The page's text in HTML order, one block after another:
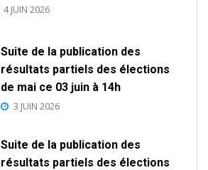
4 JUIN 2026
Suite de la publication des
résultats partiels des élections
de mai ce 03 juin à 14h
3 JUIN 2026
Suite de la publication des
résultats partiels des élections